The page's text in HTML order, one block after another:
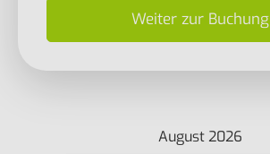
Weiter zur Buchung
August 2026